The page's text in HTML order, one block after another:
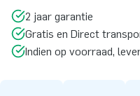
2 jaar garantie
Gratis en Direct
Indien op voorraad,